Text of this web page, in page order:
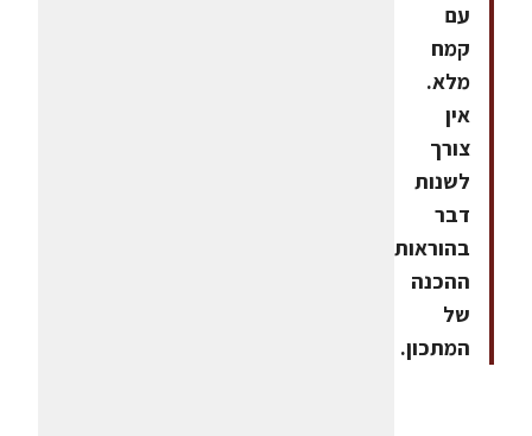
עם
קמח
מלא.
אין
צורך
לשנות
דבר
בהוראות
ההכנה
של
המתכון.